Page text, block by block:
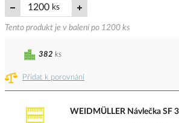
ks
Tento produkt je v balení po 1200 ks
Přidat k porovnání
382 ks
WEIDMÜLLER Návlečka SF